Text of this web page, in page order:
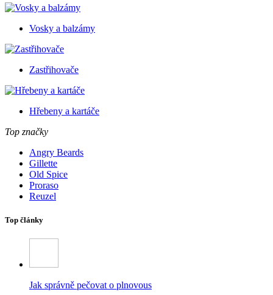
Vosky a balzámy
Zastřihovače
Hřebeny a kartáče
Top značky
Angry Beards
Gillette
Old Spice
Proraso
Reuzel
Top články
Jak správně pečovat o plnovous